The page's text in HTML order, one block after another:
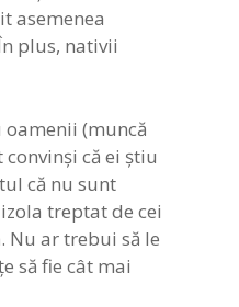
asemenea
plus, nativii
(muncă
că ei ştiu
că nu sunt
treptat de cei
Nu ar trebui să le
să fie cât mai